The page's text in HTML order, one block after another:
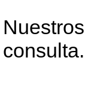
consulta.